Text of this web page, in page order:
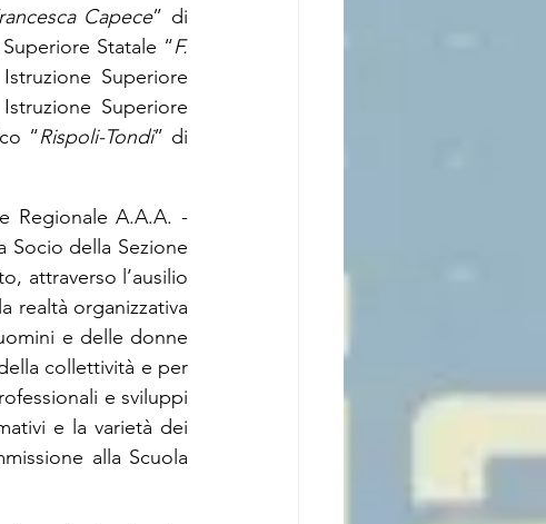
Capece” di
Statale “F.
Superiore
Superiore
“Rispoli-Tondi” di
Regionale A.A.A. -
Socio della Sezione
attraverso l’ausilio
realtà organizzativa
e delle donne
collettività e per
e sviluppi
e la varietà dei
alla Scuola